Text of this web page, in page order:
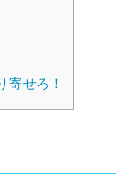
寄せろ！